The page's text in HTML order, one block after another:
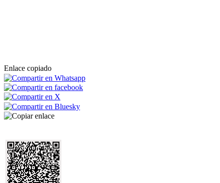
Enlace copiado